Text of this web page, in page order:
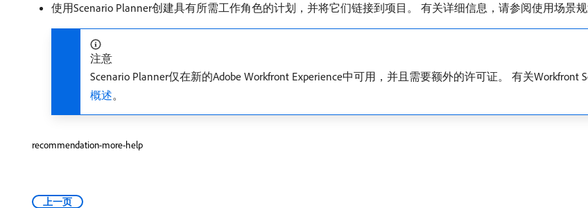
使用Scenario Planner创建具有所需工作角色的计划，并将它们链接到项目。 有关详细信息，请参阅使用场景
注意
Scenario Planner仅在新的Adobe Workfront Experience中可用，并且需要额外的许可证。 有关Workfront
概述。
recommendation-more-help
上一页